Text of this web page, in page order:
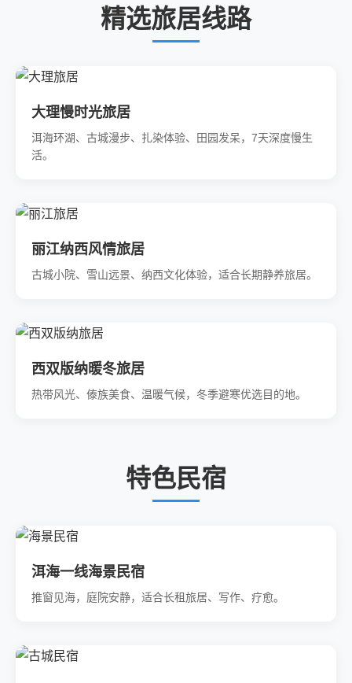
精选旅居线路
大理慢时光旅居
洱海环湖、古城漫步、扎染体验、田园发呆，7天深度慢生
活。
丽江纳西风情旅居
古城小院、雪山远景、纳西文化体验，适合长期静养旅居。
西双版纳暖冬旅居
热带风光、傣族美食、温暖气候，冬季避寒优选目的地。
特色民宿
洱海一线海景民宿
推窗见海，庭院安静，适合长租旅居、写作、疗愈。